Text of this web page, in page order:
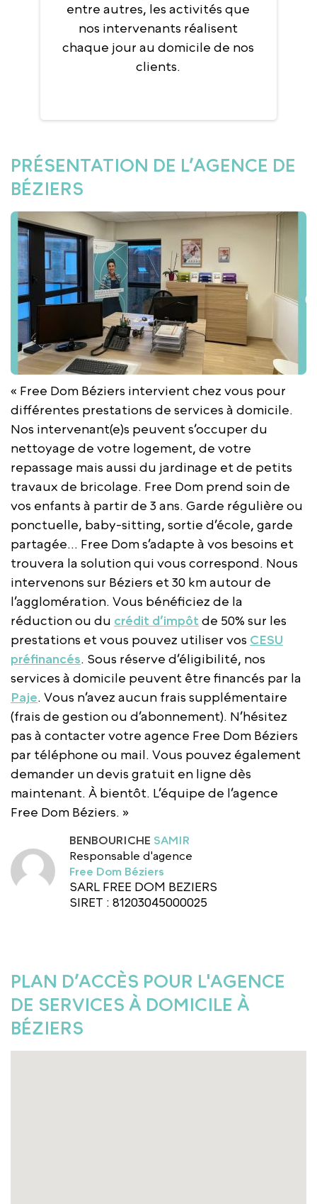
entre autres, les activités que
nos intervenants réalisent
chaque jour au domicile de nos
clients.
PRÉSENTATION DE L’AGENCE DE
BÉZIERS
« Free Dom Béziers intervient chez vous pour
différentes prestations de services à domicile.
Nos intervenant(e)s peuvent s’occuper du
nettoyage de votre logement, de votre
repassage mais aussi du jardinage et de petits
travaux de bricolage. Free Dom prend soin de
vos enfants à partir de 3 ans. Garde régulière ou
ponctuelle, baby-sitting, sortie d’école, garde
partagée… Free Dom s’adapte à vos besoins et
trouvera la solution qui vous correspond. Nous
intervenons sur Béziers et 30 km autour de
l’agglomération. Vous bénéficiez de la
réduction ou du crédit d’impôtde 50% sur les
prestations et vous pouvez utiliser vos CESU
préfinancés. Sous réserve d’éligibilité, nos
services à domicile peuvent être financés par la
Paje. Vous n’avez aucun frais supplémentaire
(frais de gestion ou d’abonnement). N’hésitez
pas à contacter votre agence Free Dom Béziers
par téléphone ou mail. Vous pouvez également
demander un devis gratuit en ligne dès
maintenant. À bientôt. L’équipe de l’agence
Free Dom Béziers. »
BENBOURICHE SAMIR
Responsable d'agence
Free Dom Béziers
SARL FREE DOM BEZIERS
SIRET : 81203045000025
PLAN D’ACCÈS POUR L'AGENCE
DE SERVICES À DOMICILE À
BÉZIERS